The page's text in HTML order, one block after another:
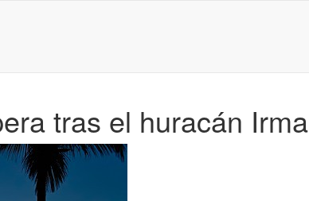
tras el huracán Irma